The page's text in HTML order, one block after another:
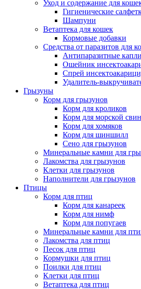
Уход и содержание для
Гигиенические
Шампуни
Ветаптека для кошек
Кормовые добавки
Средства от паразитов для
Антипаразитные капли
Ошейник
Спрей
Удалитель-
Грызуны
Корм для грызунов
Корм для кроликов
Корм для морской
Корм для хомяков
Корм для шиншилл
Сено для грызунов
Минеральные камни для
Лакомства для грызунов
Клетки для грызунов
Наполнители для грызунов
Птицы
Корм для птиц
Корм для канареек
Корм для нимф
Корм для попугаев
Минеральные камни для
Лакомства для птиц
Песок для птиц
Кормушки для птиц
Поилки для птиц
Клетки для птиц
Ветаптека для птиц